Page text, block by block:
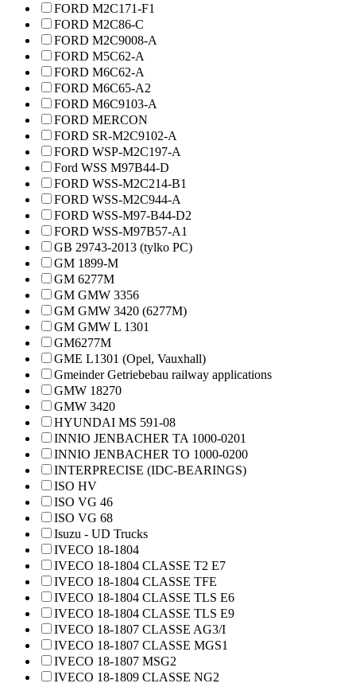
FORD M2C171-F1
FORD M2C86-C
FORD M2C9008-A
FORD M5C62-A
FORD M6C62-A
FORD M6C65-A2
FORD M6C9103-A
FORD MERCON
FORD SR-M2C9102-A
FORD WSP-M2C197-A
Ford WSS M97B44-D
FORD WSS-M2C214-B1
FORD WSS-M2C944-A
FORD WSS-M97-B44-D2
FORD WSS-M97B57-A1
GB 29743-2013 (tylko PC)
GM 1899-M
GM 6277M
GM GMW 3356
GM GMW 3420 (6277M)
GM GMW L 1301
GM6277M
GME L1301 (Opel, Vauxhall)
Gmeinder Getriebebau railway applications
GMW 18270
GMW 3420
HYUNDAI MS 591-08
INNIO JENBACHER TA 1000-0201
INNIO JENBACHER TO 1000-0200
INTERPRECISE (IDC-BEARINGS)
ISO HV
ISO VG 46
ISO VG 68
Isuzu - UD Trucks
IVECO 18-1804
IVECO 18-1804 CLASSE T2 E7
IVECO 18-1804 CLASSE TFE
IVECO 18-1804 CLASSE TLS E6
IVECO 18-1804 CLASSE TLS E9
IVECO 18-1807 CLASSE AG3/I
IVECO 18-1807 CLASSE MGS1
IVECO 18-1807 MSG2
IVECO 18-1809 CLASSE NG2